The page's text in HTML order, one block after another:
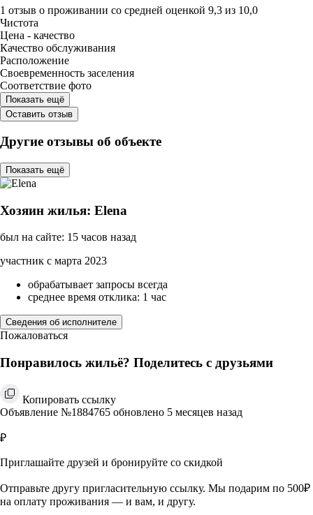
1 отзыв о проживании со средней оценкой 9,3 из 10,0
Чистота
Цена - качество
Качество обслуживания
Расположение
Своевременность заселения
Соответствие фото
Показать ещё
Оставить отзыв
Другие отзывы об объекте
Показать ещё
Хозяин жилья: Elena
был на сайте: 15 часов назад
участник с марта 2023
обрабатывает запросы всегда
среднее время отклика: 1 час
Сведения об исполнителе
Пожаловаться
Понравилось жильё? Поделитесь с друзьями
Копировать ссылку
Объявление №1884765 обновлено 5 месяцев назад
₽
Приглашайте друзей и бронируйте со скидкой
Отправьте другу пригласительную ссылку. Мы подарим по 500₽
на оплату проживания — и вам, и другу.